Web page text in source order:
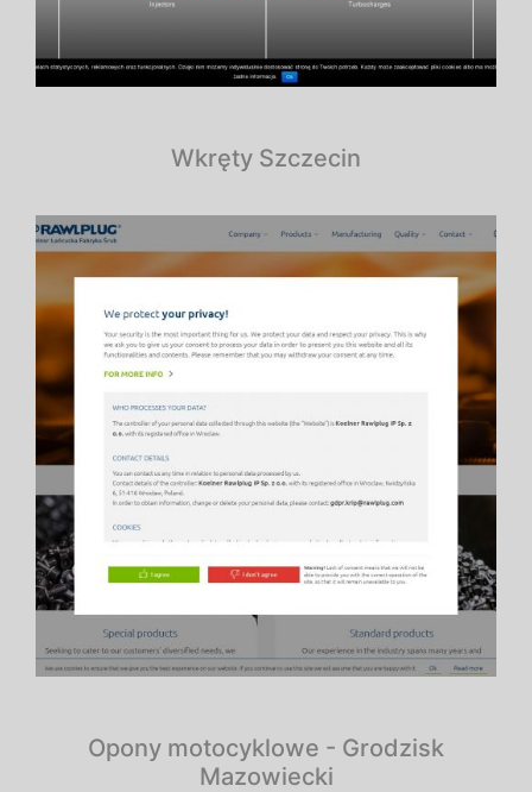
Wkręty Szczecin
Opony motocyklowe - Grodzisk
Mazowiecki